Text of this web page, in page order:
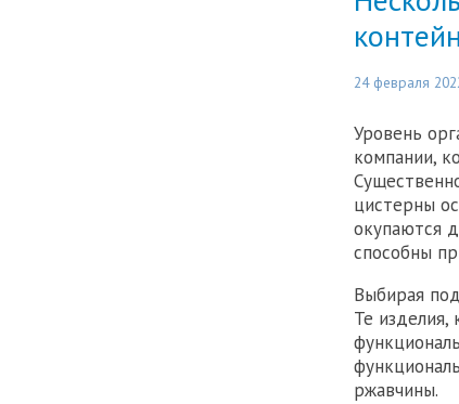
24 февраля
Уровень
компании,
цистерны
окупаются
способны
Выбирая
Те изделия,
ржавчины.